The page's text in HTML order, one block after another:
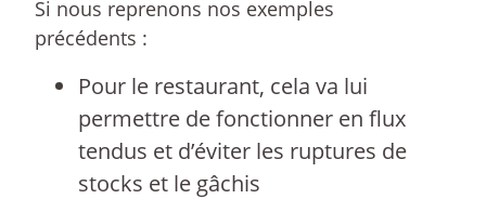
Si nous reprenons nos exemples
précédents :
Pour le restaurant, cela va lui
permettre de fonctionner en flux
tendus et d’éviter les ruptures de
stocks et le gâchis